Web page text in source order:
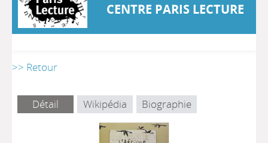
CENTRE PARIS LECTURE
>> Retour
Détail Wikipédia Biographie